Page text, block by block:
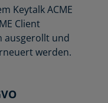
Keytalk ACME
Client
ausgerollt und
werden.